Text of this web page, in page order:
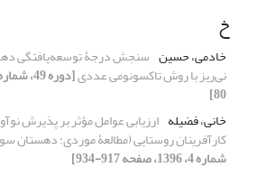
خ
خادمی، حسین سنجش درجۀ توسعه‌یافتگی
نی‌ریز با روش تاکسونومی عددی
80]
خانی، فضیله ارزیابی عوامل مؤثر بر پذیرش
کارآفرینان روستایی (مطالعۀ موردی: دهستان
شماره 4، 1396، صفحه 917-934]